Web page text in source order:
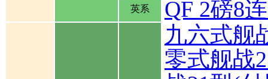
英系 QF 2磅8
九六式舰
零式舰战